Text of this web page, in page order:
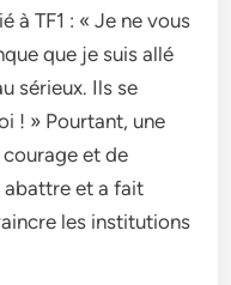
à TF1 : « Je ne vous
que je suis allé
sérieux. Ils se
! » Pourtant, une
et de
abattre et a fait
les institutions